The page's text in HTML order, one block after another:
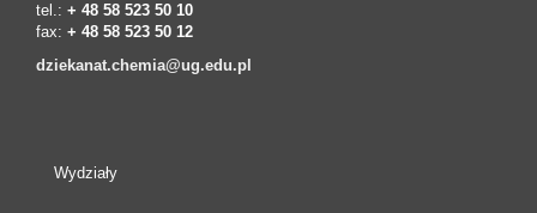
tel.: + 48 58 523 50 10
fax: + 48 58 523 50 12
dziekanat.chemia@ug.edu.pl
Wydziały